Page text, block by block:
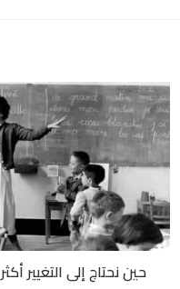
حين نحتاج إلى التغيير